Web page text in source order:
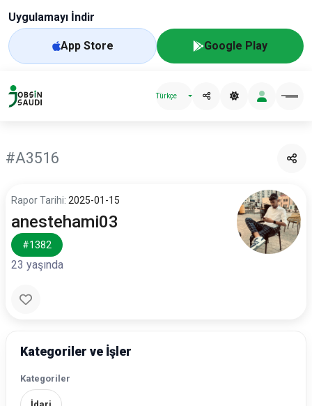
Uygulamayı İndir
App Store Google Play
Türkçe
#A3516
Rapor Tarihi: 2025-01-15
anestehami03
#1382
23 yaşında
Kategoriler ve İşler
Kategoriler